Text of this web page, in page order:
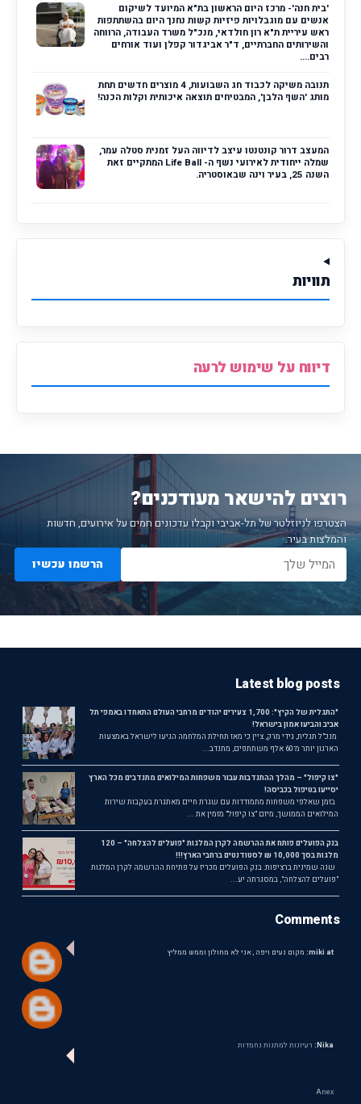
'בית חנה'- מרכז היום הראשון בת"א המיועד לשיקום
אנשים עם מוגבלויות פיזיות קשות נחנך היום בהשתתפות
ראש עיריית ת"א רון חולדאי, מנכ"ל משרד העבודה, הרווחה
והשירותים החברתיים, ד"ר אביגדור קפלן ועוד אורחים
רבים....
תנובה משיקה לכבוד חג השבועות, 4 מוצרים חדשים תחת
מותג 'השף הלבן', המבטיחים תוצאה איכותית וקלות הכנה!
המעצב דרור קונטנטו עיצב לדיווה העל זמנית סטלה עמר,
שמלה ייחודית לאירועי נשף ה- Life Ball המתקיים זאת
השנה 25, בעיר וינה שבאוסטריה.
תוויות
דיווח על שימוש לרעה
רוצים להישאר מעודכנים?
הצטרפו לניוזלטר של תל-אביבי וקבלו עדכונים חמים על אירועים, חדשות
והמלצות בעיר.
הרשמו עכשיו
Latest blog posts
"התגלית של הקיץ": 1,700 צעירים יהודים מרחבי העולם התאחדו באמפי תל
אביב והביעו אמון בישראל!
מנכ"ל תגלית, גידי מרק, ציין כי מאז תחילת המלחמה הגיעו לישראל באמצעות
הארגון יותר מ־60 אלף משתתפים, מתנדב...
"צו קיפול" – מהלך ההתנדבות עבור משפחות המילואים מתנדבים מכל הארץ
יסייעו בטיפול בכביסה!
בזמן שאלפי משפחות מתמודדות עם שגרת חיים מאתגרת בעקבות שירות
המילואים הממושך, מיזם "צו קיפול" מזמין את ...
בנק הפועלים פותח את ההרשמה לקרן המלגות "פועלים להצלחה" – 120
מלגות בסך 10,000 ₪ לסטודנטים ברחבי הארץ!!!
שנה שמינית ברציפות: בנק הפועלים מכריז על פתיחת ההרשמה לקרן המלגות
"פועלים להצלחה", במסגרתה יע...
Comments
miki at: מקום נעים ויפה , אני לא מחולון וממש ממליץ
Nika: רעיונות למתנות נחמדות
Anex